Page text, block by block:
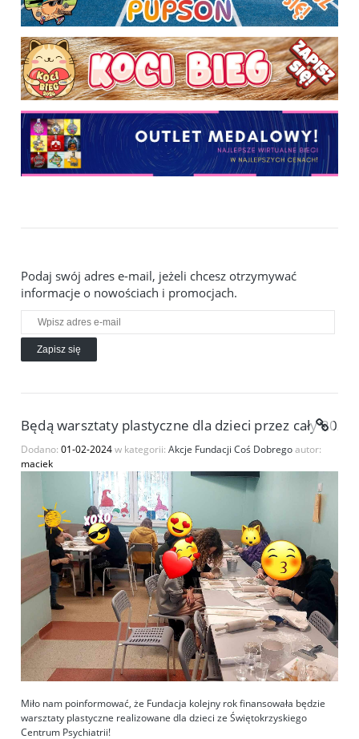
Podaj swój adres e-mail, jeżeli chcesz otrzymywać
informacje o nowościach i promocjach.
Zapisz się
Będą warsztaty plastyczne dla dzieci przez cały 2024
Dodano: 01-02-2024w kategorii: Akcje Fundacji Coś Dobregoautor:
maciek
Miło nam poinformować, że Fundacja kolejny rok finansowała będzie
warsztaty plastyczne realizowane dla dzieci ze Świętokrzyskiego
Centrum Psychiatrii!